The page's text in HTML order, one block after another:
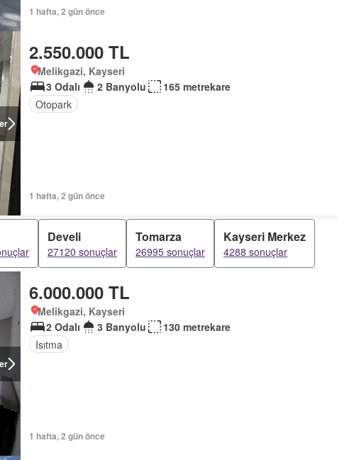
1 hafta, 2 gün önce
2.550.000 TL
Melikgazi, Kayseri
3 Odalı
2 Banyolu
165 metrekare
Otopark
1 hafta, 2 gün önce
Develi
27120 sonuçlar
Tomarza
26995 sonuçlar
Kayseri Merkez
4288 sonuçlar
6.000.000 TL
Melikgazi, Kayseri
2 Odalı
3 Banyolu
130 metrekare
Isıtma
1 hafta, 2 gün önce